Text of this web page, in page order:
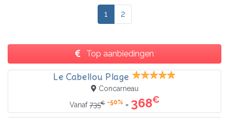
1 2
Top aanbiedingen
Le Cabellou Plage
Concarneau
Vanaf735€ -50% = 368€